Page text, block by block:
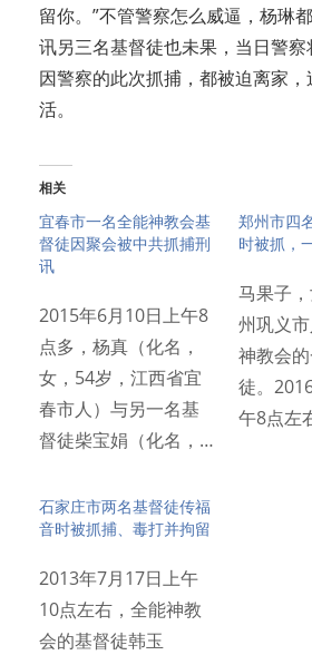
留你。”不管警察怎么威逼，杨琳
讯另三名基督徒也未果，当日警
因警察的此次抓捕，都被迫离家
活。
相关
宜春市一名全能神教会基
督徒因聚会被中共抓捕刑
讯
2015年6月10日上午8
点多，杨真（化名，
女，54岁，江西省宜
春市人）与另一名基
督徒柴宝娟（化名，…
郑州市四
时被抓，
马果子
州巩义
神教会
徒。
午8点左
石家庄市两名基督徒传福
音时被抓捕、毒打并拘留
2013年7月17日上午
10点左右，全能神教
会的基督徒韩玉